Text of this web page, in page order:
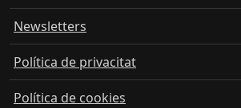
Newsletters
Política de privacitat
Política de cookies